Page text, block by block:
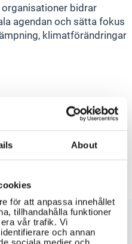
About
för att anpassa innehållet
tillhandahålla funktioner
vår trafik. Vi
och annan
bidrar
agendan och sätta fokus
klimatförändringar
bistandet/aktorer-i-